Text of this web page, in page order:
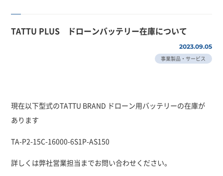
TATTU PLUS ドローンバッテリー在庫について
2023.09.05
事業製品・サービス
現在以下型式のTATTU BRAND ドローン用バッテリーの在庫が
あります
TA-P2-15C-16000-6S1P-AS150
詳しくは弊社営業担当までお問い合わせください。